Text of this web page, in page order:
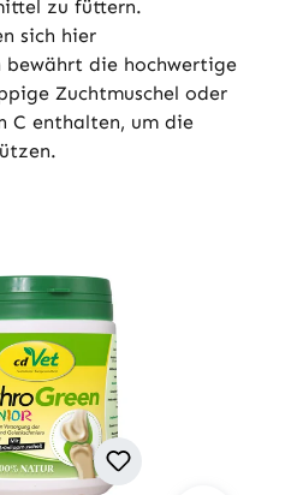
zu füttern.
sich hier
bewährt die hochwertige
Zuchtmuschel oder
C enthalten, um die